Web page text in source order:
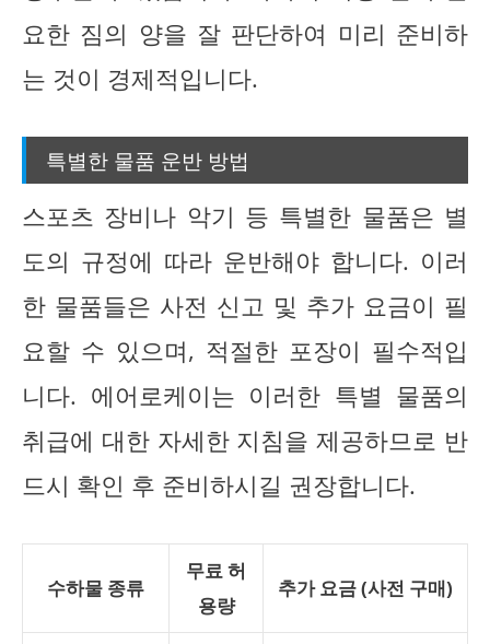
요한 짐의 양을 잘 판단하여 미리 준비하
는 것이 경제적입니다.
특별한 물품 운반 방법
스포츠 장비나 악기 등 특별한 물품은 별
도의 규정에 따라 운반해야 합니다. 이러
한 물품들은 사전 신고 및 추가 요금이 필
요할 수 있으며, 적절한 포장이 필수적입
니다. 에어로케이는 이러한 특별 물품의
취급에 대한 자세한 지침을 제공하므로 반
드시 확인 후 준비하시길 권장합니다.
수하물 종류
무료 허
용량
추가 요금 (사전 구매)